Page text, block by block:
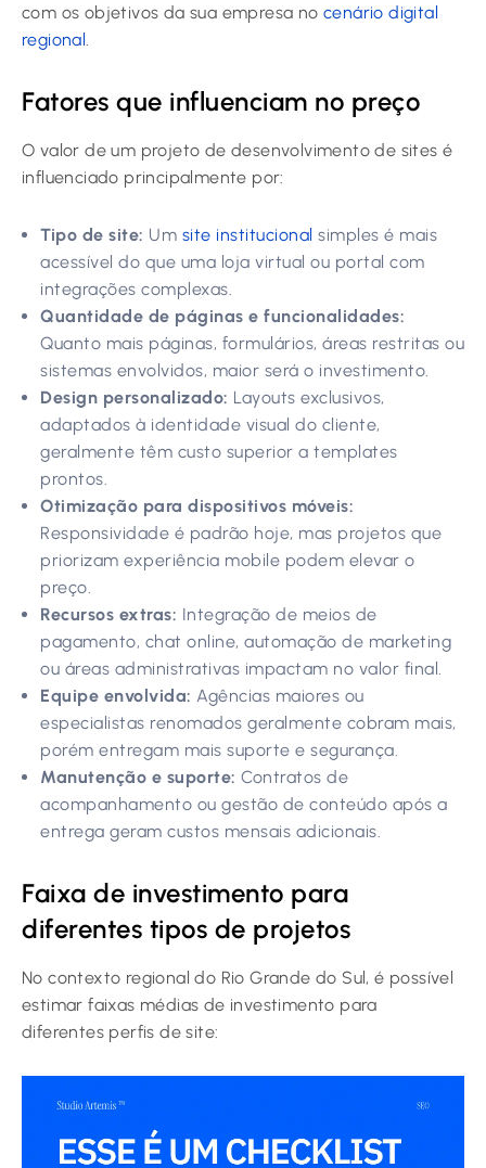
com os objetivos da sua empresa no cenário digital
regional
Fatores que influenciam no preço
O valor de um projeto de desenvolvimento de sites é
influenciado principalmente por:
Tipo de site: Um site institucional simples é mais
acessível do que uma loja virtual ou portal com
integrações complexas.
Quantidade de páginas e funcionalidades:
Quanto mais páginas, formulários, áreas restritas ou
sistemas envolvidos, maior será o investimento.
Design personalizado: Layouts exclusivos,
adaptados à identidade visual do cliente,
geralmente têm custo superior a templates
prontos.
Otimização para dispositivos móveis:
Responsividade é padrão hoje, mas projetos que
priorizam experiência mobile podem elevar o
preço.
Recursos extras: Integração de meios de
pagamento, chat online, automação de marketing
ou áreas administrativas impactam no valor final.
Equipe envolvida: Agências maiores ou
especialistas renomados geralmente cobram mais,
porém entregam mais suporte e segurança.
Manutenção e suporte: Contratos de
acompanhamento ou gestão de conteúdo após a
entrega geram custos mensais adicionais.
Faixa de investimento para
diferentes tipos de projetos
No contexto regional do Rio Grande do Sul, é possível
estimar faixas médias de investimento para
diferentes perfis de site: